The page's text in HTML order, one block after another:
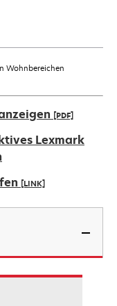
Wohnbereichen
[PDF]
Lexmark
[LINK]